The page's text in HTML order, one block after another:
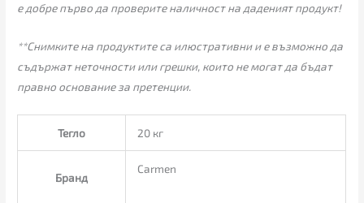
е добре първо да проверите наличност на даденият продукт!
**Снимките на продуктите са илюстративни и е възможно да
съдържат неточности или грешки, които не могат да бъдат
правно основание за претенции.
Тегло 20 кг
Бранд
Carmen